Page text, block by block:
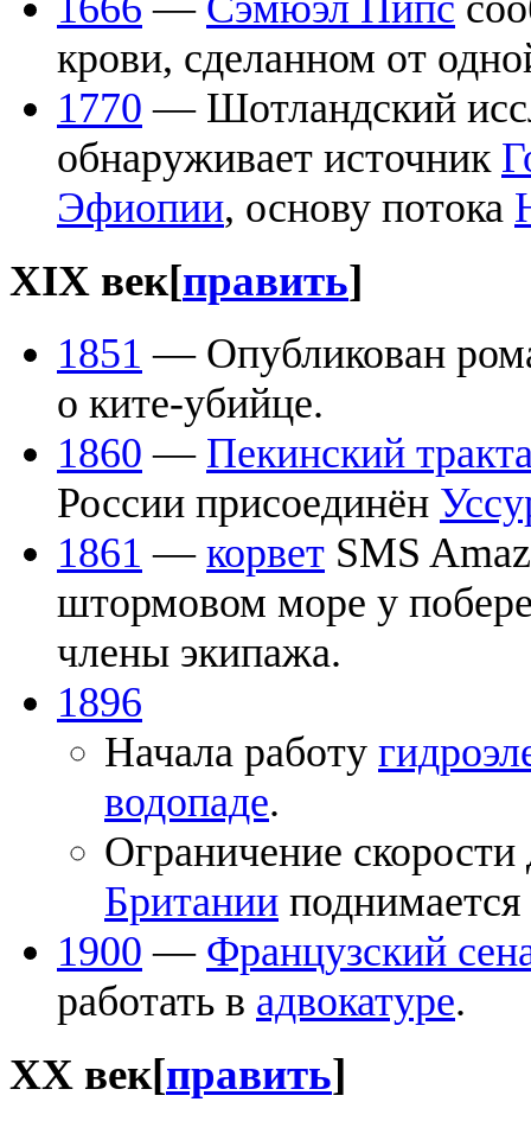
крови, сделанном от
1770 — Шотландский
обнаруживает источник
Эфиопии, основу потока
XIX век[править]
1851 — Опубликован
о ките-убийце.
1860 — Пекинский
России присоединён
1861 — корвет SMS
штормовом море у
члены экипажа.
1896
Начала работу
водопаде.
Ограничение
Британии
1900 — Французский
работать в адвокатуре.
XX век[править]